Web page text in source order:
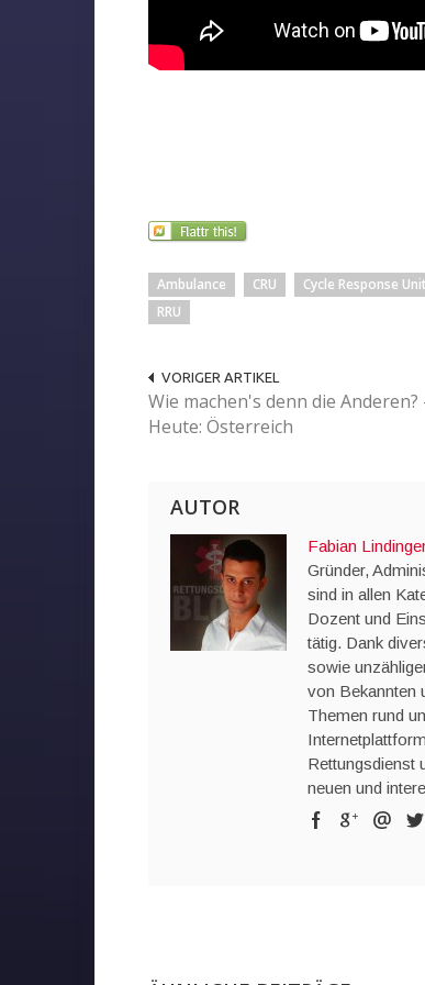
Ambulance CRU Cycle Response Unit
RRU
VORIGER ARTIKEL
Wie machen's denn die Anderen?
Heute: Österreich
AUTOR
Fabian
Gründer,
sind in allen
Dozent und
tätig. Dank
sowie
von Bekannten
Themen rund
Rettungsdienst
neuen und